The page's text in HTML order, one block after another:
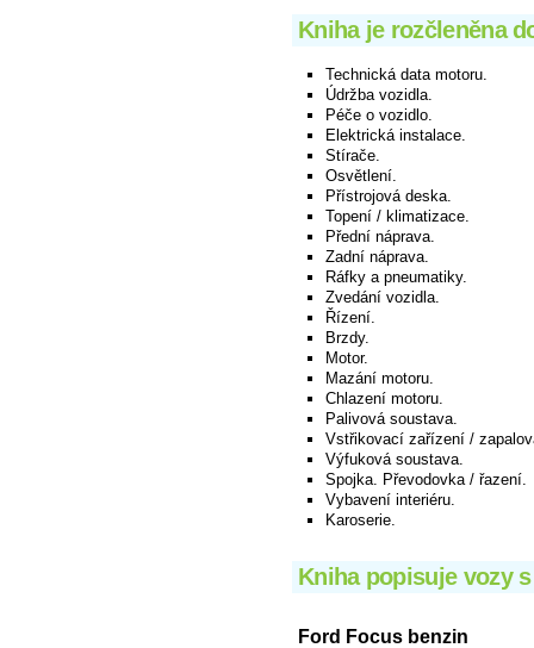
Kniha je rozčleněna
Technická data motoru.
Údržba vozidla.
Péče o vozidlo.
Elektrická instalace.
Stírače.
Osvětlení.
Přístrojová deska.
Topení / klimatizace.
Přední náprava.
Zadní náprava.
Ráfky a pneumatiky.
Zvedání vozidla.
Řízení.
Brzdy.
Motor.
Mazání motoru.
Chlazení motoru.
Palivová soustava.
Vstřikovací zařízení /
Výfuková soustava.
Spojka. Převodovka / řazení.
Vybavení interiéru.
Karoserie.
Kniha popisuje vozy
Ford Focus benzin